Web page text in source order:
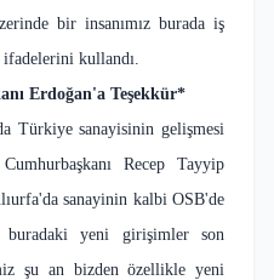
bir insanımız burada iş
kullandı.
Erdoğan'a Teşekkür*
Türkiye sanayisinin gelişmesi
Recep Tayyip
sanayinin kalbi OSB'de
buradaki yeni girişimler son
şu an bizden özellikle yeni